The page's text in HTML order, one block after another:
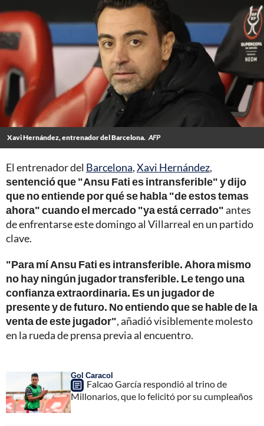
Xavi Hernández, entrenador del Barcelona. AFP
El entrenador del Barcelona,Xavi Hernández,
sentenció que "Ansu Fati es intransferible" y dijo
que no entiende por qué se habla "de estos temas
ahora" cuando el mercado "ya está cerrado"antes
de enfrentarse este domingo al Villarreal en un partido
clave.
"Para mí Ansu Fati es intransferible. Ahora mismo
no hay ningún jugador transferible. Le tengo una
confianza extraordinaria. Es un jugador de
presente y de futuro. No entiendo que se hable de la
venta de este jugador", añadió visiblemente molesto
en la rueda de prensa previa al encuentro.
Gol Caracol
Falcao García respondió al trino de
Millonarios, que lo felicitó por su cumpleaños